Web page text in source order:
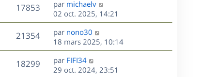
e
n
i
e
r
m
e
s
s
17853V
u
s
D
e
r
n
i
e
r
m
par michaelv
02 oct. 2025, 14:21
21354V
u
D
e
r
n
i
par nono30
18 mars 2025, 10:14
18299V
D
e
par FIFI34
29 oct. 2024, 23:51